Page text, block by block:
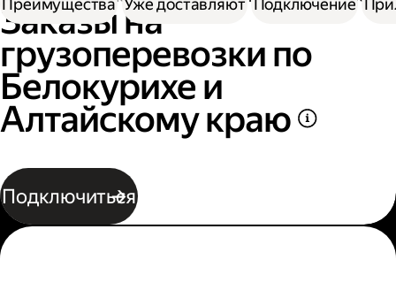
Заказы на
грузоперевозки по
Белокурихе и
Алтайскому краю
Подключиться
Преимущества Уже доставляют Подключение